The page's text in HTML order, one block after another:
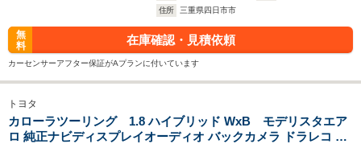
住所
三重県四日市市
無
料
在庫確認・見積依頼
カーセンサーアフター保証がAプランに付いています
トヨタ
カローラツーリング 1.8 ハイブリッド WxB モデリスタエア
ロ 純正ナビディスプレイオーディオ バックカメラ ドラレコ ビ